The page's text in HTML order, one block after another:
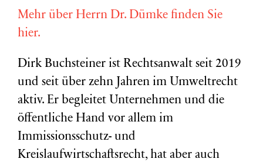
Mehr über Herrn Dr. Dümke finden Sie
hier.
Dirk Buchsteiner ist Rechtsanwalt seit 2019
und seit über zehn Jahren im Umweltrecht
aktiv. Er begleitet Unternehmen und die
öffentliche Hand vor allem im
Immissionsschutz- und
Kreislaufwirtschaftsrecht, hat aber auch